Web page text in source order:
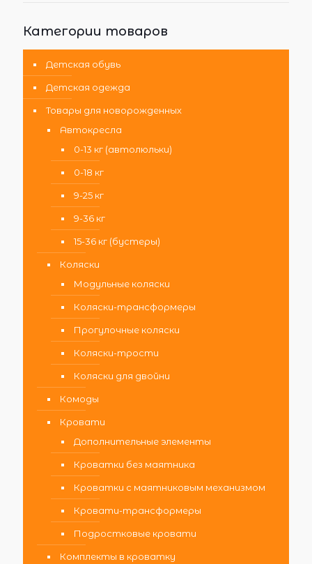
Категории товаров
Детская обувь
Детская одежда
Товары для новорожденных
Автокресла
0-13 кг (автолюльки)
0-18 кг
9-25 кг
9-36 кг
15-36 кг (бустеры)
Коляски
Модульные коляски
Коляски-трансформеры
Прогулочные коляски
Коляски-трости
Коляски для двойни
Комоды
Кровати
Дополнительные элементы
Кроватки без маятника
Кроватки с маятниковым механизмом
Кровати-трансформеры
Подростковые кровати
Комплекты в кроватку